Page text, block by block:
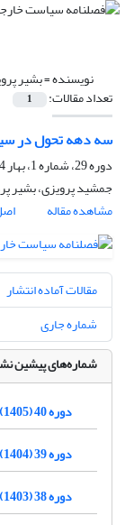
نویسنده =بشیر
تعداد مقالات: 1
سه دهه تحول در
دوره 29، شماره 1، بهار 1394، صفحه
جمشید پرویزی، بشیر
مشاهده مقاله
مقالات آماده انتشار
شماره جاری
شماره‌های پیشین
دوره 40 (1405)
دوره 39 (1404)
دوره 38 (1403)